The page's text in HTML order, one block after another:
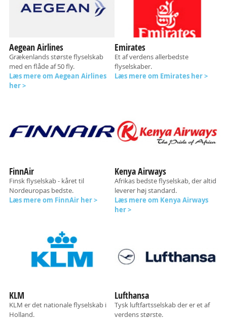
Aegean Airlines
Grækenlands største flyselskab
med en flåde af 50 fly.
Læs mere om Aegean Airlines
her >
Emirates
Et af verdens allerbedste
flyselskaber.
Læs mere om Emirates her >
FinnAir
Finsk flyselskab - kåret til
Nordeuropas bedste.
Læs mere om FinnAir her >
Kenya Airways
Afrikas bedste flyselskab, der altid
leverer høj standard.
Læs mere om Kenya Airways
her >
KLM
KLM er det nationale flyselskab i
Holland.
Lufthansa
Tysk luftfartsselskab der er et af
verdens største.